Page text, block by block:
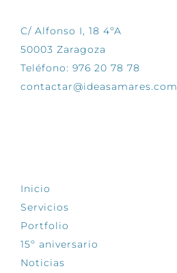
C/ Alfonso I, 18 4ºA
50003 Zaragoza
Teléfono: 976 20 78 78
contactar@ideasamares.com
Inicio
Servicios
Portfolio
15º aniversario
Noticias